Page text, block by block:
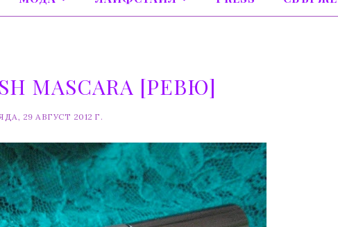
MASCARA [РЕВЮ]
29 АВГУСТ 2012 Г.